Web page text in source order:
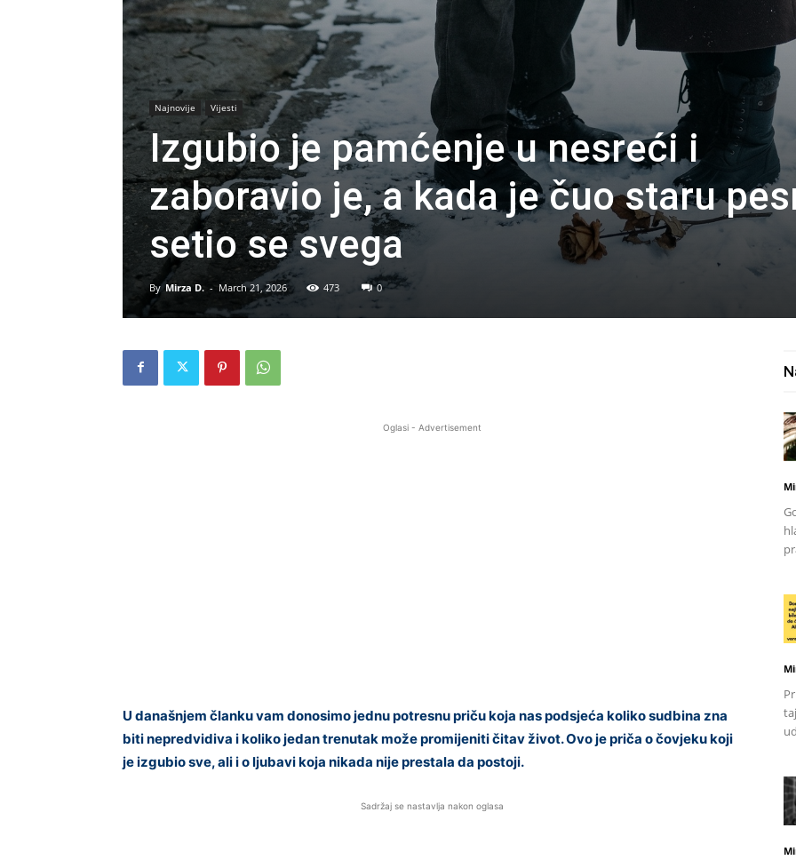
Najnovije Vijesti
Izgubio je pamćenje u nesreći i
zaboravio je, a kada je čuo staru
setio se svega
By Mirza D. - March 21, 2026 473 0
Oglasi - Advertisement
U današnjem članku vam donosimo jednu potresnu priču koja nas podsjeća koliko sudbina zna
biti nepredvidiva i koliko jedan trenutak može promijeniti čitav život. Ovo je priča o čovjeku koji
je izgubio sve, ali i o ljubavi koja nikada nije prestala da postoji.
Sadržaj se nastavlja nakon oglasa